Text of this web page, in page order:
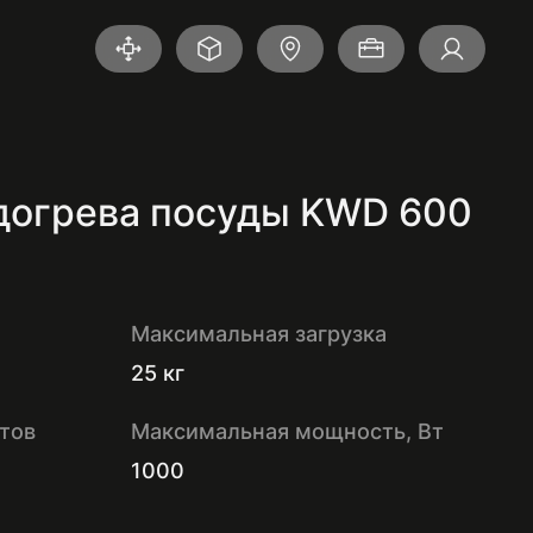
3D-туры Онлайн-сервисы
Где купитьПортфолио
посуды KWD 600
Максимальная загрузка
25 кг
Максимальная мощность, Вт
1000